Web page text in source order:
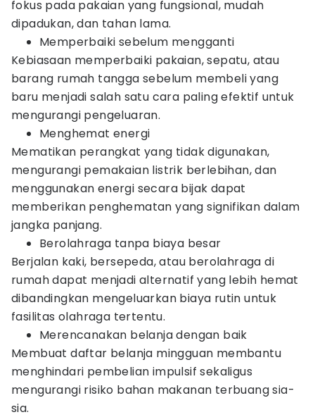
fokus pada pakaian yang fungsional, mudah
dipadukan, dan tahan lama.
Memperbaiki sebelum mengganti
Kebiasaan memperbaiki pakaian, sepatu, atau
barang rumah tangga sebelum membeli yang
baru menjadi salah satu cara paling efektif untuk
mengurangi pengeluaran.
Menghemat energi
Mematikan perangkat yang tidak digunakan,
mengurangi pemakaian listrik berlebihan, dan
menggunakan energi secara bijak dapat
memberikan penghematan yang signifikan dalam
jangka panjang.
Berolahraga tanpa biaya besar
Berjalan kaki, bersepeda, atau berolahraga di
rumah dapat menjadi alternatif yang lebih hemat
dibandingkan mengeluarkan biaya rutin untuk
fasilitas olahraga tertentu.
Merencanakan belanja dengan baik
Membuat daftar belanja mingguan membantu
menghindari pembelian impulsif sekaligus
mengurangi risiko bahan makanan terbuang sia-
sia.